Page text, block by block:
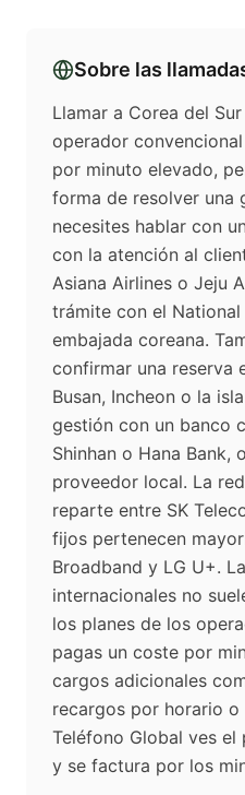
Sobre las
Llamar a Corea del
operador
por minuto elevado,
forma de resolver una
necesites hablar con
con la atención al
Asiana Airlines o Jeju
trámite con el National
embajada coreana.
confirmar una reserva
Busan, Incheon o la
gestión con un banco
Shinhan o Hana Bank,
proveedor local. La
reparte entre SK
fijos pertenecen
Broadband y LG U+.
internacionales no
los planes de los
pagas un coste por
cargos adicionales
recargos por horario
Teléfono Global ves
y se factura por los